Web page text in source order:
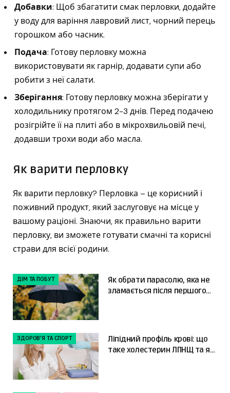
Добавки: Щоб збагатити смак перловки, додайте
у воду для варіння лавровий лист, чорний перець
горошком або часник.
Подача: Готову перловку можна
використовувати як гарнір, додавати супи або
робити з неї салати.
Зберігання: Готову перловку можна зберігати у
холодильнику протягом 2-3 днів. Перед подачею
розігрійте її на плиті або в мікрохвильовій печі,
додавши трохи води або масла.
Як варити перловку
Як варити перловку? Перловка – це корисний і
поживний продукт, який заслуговує на місце у
вашому раціоні. Знаючи, як правильно варити
перловку, ви зможете готувати смачні та корисні
страви для всієї родини.
ДІМ ТА ПОБУТ
Як обрати парасолю, яка не
зламається після першого
ЗДОРОВ'Я ТА СПОРТ
Ліпідний профіль крові: що
таке холестерин ЛПНЩ та як